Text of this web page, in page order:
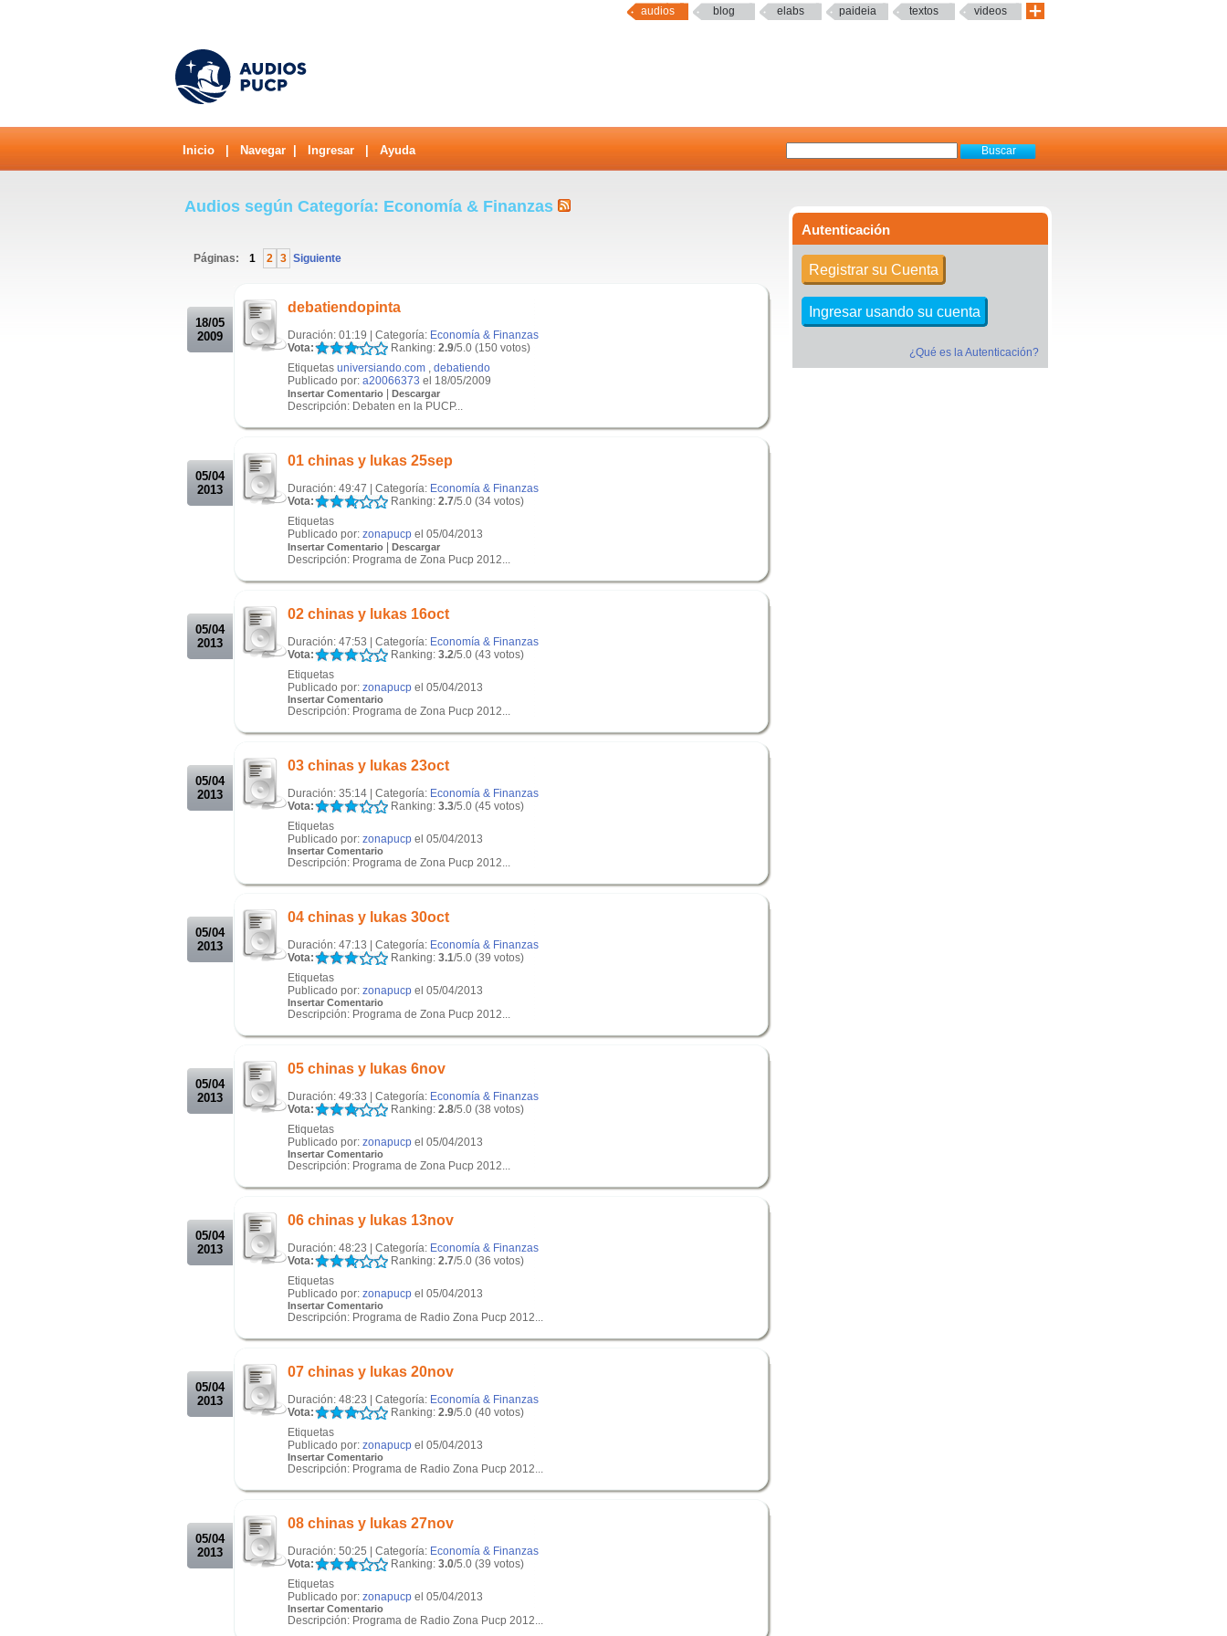
audios blog elabs paideia textos videos
Inicio Navegar Ingresar Ayuda
Autenticación
Registrar su Cuenta
Ingresar usando su cuenta
¿Qué es la Autenticación?
Audios según Categoría: Economía & Finanzas
Páginas: 1 2 3 Siguiente
18/05
2009
debatiendopinta
Duración: 01:19 | Categoría: Economía & Finanzas
Vota:
Ranking: 2.9/5.0 (150 votos)
Etiquetas universiando.com , debatiendo
Publicado por: a20066373 el 18/05/2009
Insertar Comentario | Descargar
Descripción: Debaten en la PUCP...
05/04
2013
01 chinas y lukas 25sep
Duración: 49:47 | Categoría: Economía & Finanzas
Vota:
Ranking: 2.7/5.0 (34 votos)
Etiquetas
Publicado por: zonapucp el 05/04/2013
Insertar Comentario | Descargar
Descripción: Programa de Zona Pucp 2012...
05/04
2013
02 chinas y lukas 16oct
Duración: 47:53 | Categoría: Economía & Finanzas
Vota:
Ranking: 3.2/5.0 (43 votos)
Etiquetas
Publicado por: zonapucp el 05/04/2013
Insertar Comentario
Descripción: Programa de Zona Pucp 2012...
05/04
2013
03 chinas y lukas 23oct
Duración: 35:14 | Categoría: Economía & Finanzas
Vota:
Ranking: 3.3/5.0 (45 votos)
Etiquetas
Publicado por: zonapucp el 05/04/2013
Insertar Comentario
Descripción: Programa de Zona Pucp 2012...
05/04
2013
04 chinas y lukas 30oct
Duración: 47:13 | Categoría: Economía & Finanzas
Vota:
Ranking: 3.1/5.0 (39 votos)
Etiquetas
Publicado por: zonapucp el 05/04/2013
Insertar Comentario
Descripción: Programa de Zona Pucp 2012...
05/04
2013
05 chinas y lukas 6nov
Duración: 49:33 | Categoría: Economía & Finanzas
Vota:
Ranking: 2.8/5.0 (38 votos)
Etiquetas
Publicado por: zonapucp el 05/04/2013
Insertar Comentario
Descripción: Programa de Zona Pucp 2012...
05/04
2013
06 chinas y lukas 13nov
Duración: 48:23 | Categoría: Economía & Finanzas
Vota:
Ranking: 2.7/5.0 (36 votos)
Etiquetas
Publicado por: zonapucp el 05/04/2013
Insertar Comentario
Descripción: Programa de Radio Zona Pucp 2012...
05/04
2013
07 chinas y lukas 20nov
Duración: 48:23 | Categoría: Economía & Finanzas
Vota:
Ranking: 2.9/5.0 (40 votos)
Etiquetas
Publicado por: zonapucp el 05/04/2013
Insertar Comentario
Descripción: Programa de Radio Zona Pucp 2012...
05/04
2013
08 chinas y lukas 27nov
Duración: 50:25 | Categoría: Economía & Finanzas
Vota:
Ranking: 3.0/5.0 (39 votos)
Etiquetas
Publicado por: zonapucp el 05/04/2013
Insertar Comentario
Descripción: Programa de Radio Zona Pucp 2012...